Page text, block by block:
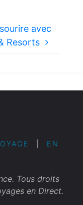
avec
Resorts
EN
Tous droits
en Direct.